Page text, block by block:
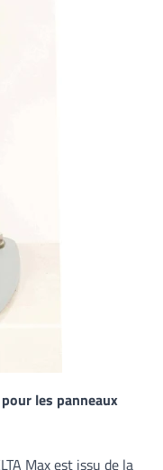
les panneaux
Max est issu de la